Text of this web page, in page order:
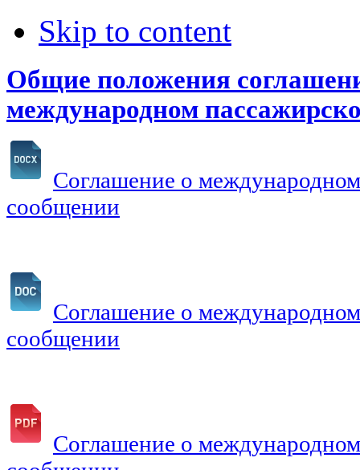
Skip to content
Общие положения
международном
Соглашение о
сообщении
Соглашение о
сообщении
Соглашение о